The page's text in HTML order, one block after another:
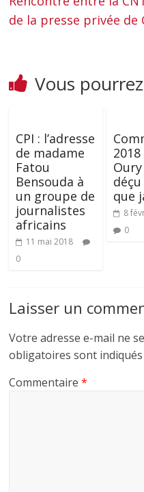
de la presse privée de
Vous
CPI : l’adresse
de madame
Fatou
Bensouda à
un groupe de
journalistes
africains
11 mai 2018
0
2018
que
8
0
Laisser un
Votre adresse e-mail ne
obligatoires sont
Commentaire*